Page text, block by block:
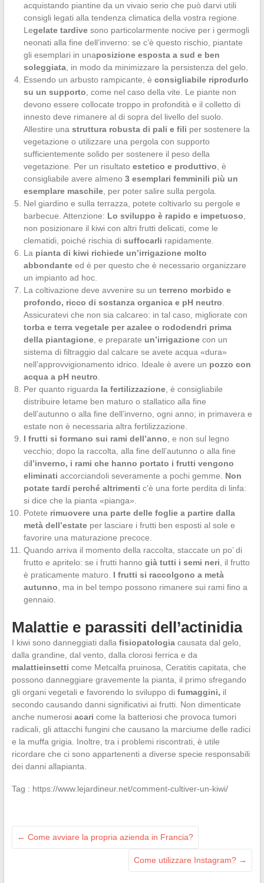
acquistando piantine da un vivaio serio che può darvi utili
consigli legati alla tendenza climatica della vostra regione.
Legelate tardivesono particolarmente nocive per i germogli
neonati alla fine dell’inverno: se c’è questo rischio, piantate
gli esemplari in unaposizione esposta a sud e ben
soleggiata, in modo da minimizzare la persistenza del gelo.
Essendo un arbusto rampicante, è consigliabile riprodurlo
su un supporto, come nel caso della vite. Le piante non
devono essere collocate troppo in profondità e il colletto di
innesto deve rimanere al di sopra del livello del suolo.
Allestire una struttura robusta di pali e fili per sostenere la
vegetazione o utilizzare una pergola con supporto
sufficientemente solido per sostenere il peso della
vegetazione. Per un risultato estetico e produttivo, è
consigliabile avere almeno 3 esemplari femminili più un
esemplare maschile, per poter salire sulla pergola.
Nel giardino e sulla terrazza, potete coltivarlo su pergole e
barbecue. Attenzione: Lo sviluppo è rapido e impetuoso,
non posizionare il kiwi con altri frutti delicati, come le
clematidi, poiché rischia di suffocarli rapidamente.
La pianta di kiwi richiede un’irrigazione molto
abbondanteed è per questo che è necessario organizzare
un impianto ad hoc.
La coltivazione deve avvenire su un terreno morbido e
profondo, ricco di sostanza organica e pH neutro.
Assicuratevi che non sia calcareo: in tal caso, migliorate con
torba e terra vegetale per azalee o rododendri prima
della piantagione, e preparate un’irrigazionecon un
sistema di filtraggio dal calcare se avete acqua «dura»
nell’approvvigionamento idrico. Ideale è avere un pozzo con
acqua a pH neutro.
Per quanto riguarda la fertilizzazione, è consigliabile
distribuire letame ben maturo o stallatico alla fine
dell’autunno o alla fine dell’inverno, ogni anno; in primavera e
estate non è necessaria altra fertilizzazione.
I frutti si formano sui rami dell’anno, e non sul legno
vecchio; dopo la raccolta, alla fine dell’autunno o alla fine
dil’inverno, i rami che hanno portato i frutti vengono
eliminati accorciandoli severamente a pochi gemme. Non
potate tardi perché altrimenti c’è una forte perdita di linfa:
si dice che la pianta «pianga».
Potete rimuovere una parte delle foglie a partire dalla
metà dell’estateper lasciare i frutti ben esposti al sole e
favorire una maturazione precoce.
Quando arriva il momento della raccolta, staccate un po’ di
frutto e apritelo: se i frutti hanno già tutti i semi neri, il frutto
è praticamente maturo. I frutti si raccolgono a metà
autunno, ma in bel tempo possono rimanere sui rami fino a
gennaio.
Malattie e parassiti dell’actinidia
I kiwi sono danneggiati dalla fisiopatologiacausata dal gelo,
dalla grandine, dal vento, dalla clorosi ferrica e da
malattieinsetti come Metcalfa pruinosa, Ceratitis capitata, che
possono danneggiare gravemente la pianta, il primo sfregando
gli organi vegetali e favorendo lo sviluppo di fumaggini, il
secondo causando danni significativi ai frutti. Non dimenticate
anche numerosi acari come la batteriosi che provoca tumori
radicali, gli attacchi fungini che causano la marciume delle radici
e la muffa grigia. Inoltre, tra i problemi riscontrati, è utile
ricordare che ci sono appartenenti a diverse specie responsabili
dei danni allapianta.
Tag : https://www.lejardineur.net/comment-cultiver-un-kiwi/
← Come avviare la propria azienda in Francia?
Come utilizzare Instagram? →